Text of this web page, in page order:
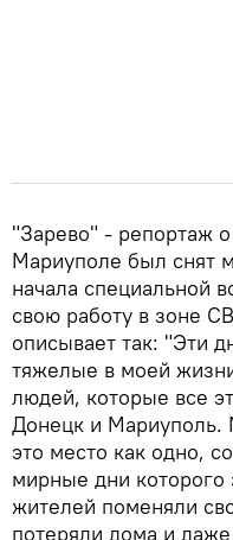
"Зарево" - репортаж
Мариуполе был снят
начала специальной
свою работу в зоне
описывает так: "Эти
тяжелые в моей
людей, которые все
Донецк и Мариуполь.
это место как одно,
мирные дни которого
жителей поменяли
потеряли дома и